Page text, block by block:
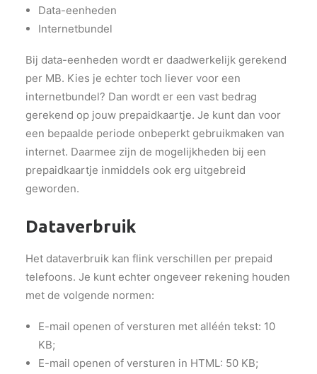
Data-eenheden
Internetbundel
Bij data-eenheden wordt er daadwerkelijk gerekend
per MB. Kies je echter toch liever voor een
internetbundel? Dan wordt er een vast bedrag
gerekend op jouw prepaidkaartje. Je kunt dan voor
een bepaalde periode onbeperkt gebruikmaken van
internet. Daarmee zijn de mogelijkheden bij een
prepaidkaartje inmiddels ook erg uitgebreid
geworden.
Dataverbruik
Het dataverbruik kan flink verschillen per prepaid
telefoons. Je kunt echter ongeveer rekening houden
met de volgende normen:
E-mail openen of versturen met alléén tekst: 10
KB;
E-mail openen of versturen in HTML: 50 KB;